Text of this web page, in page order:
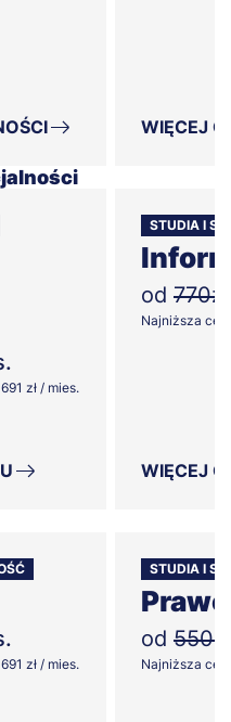
WIĘCEJ
zł / mies.
STUDIA I
od 770zł
Najniższa
WIĘCEJ
zł / mies.
STUDIA I
od 550zł
Najniższa